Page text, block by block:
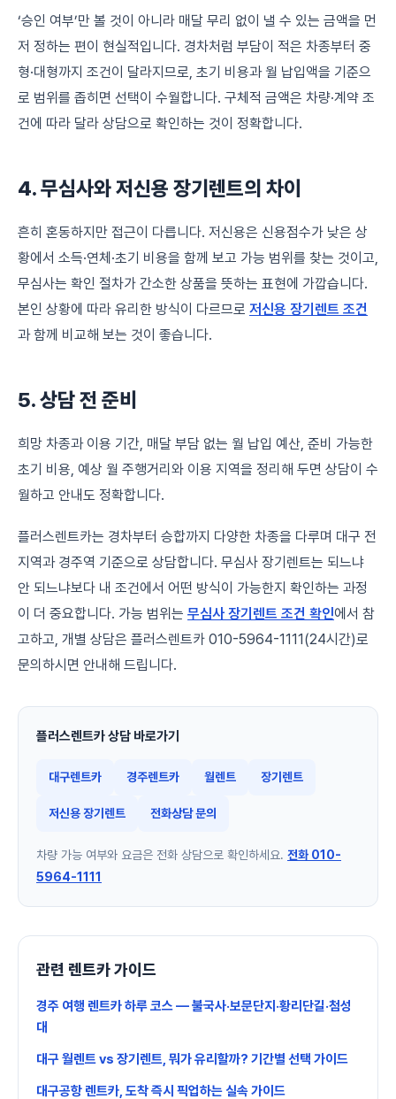
‘승인 여부’만 볼 것이 아니라 매달 무리 없이 낼 수 있는 금액을 먼
저 정하는 편이 현실적입니다. 경차처럼 부담이 적은 차종부터 중
형·대형까지 조건이 달라지므로, 초기 비용과 월 납입액을 기준으
로 범위를 좁히면 선택이 수월합니다. 구체적 금액은 차량·계약 조
건에 따라 달라 상담으로 확인하는 것이 정확합니다.
4. 무심사와 저신용 장기렌트의 차이
흔히 혼동하지만 접근이 다릅니다. 저신용은 신용점수가 낮은 상
황에서 소득·연체·초기 비용을 함께 보고 가능 범위를 찾는 것이고,
무심사는 확인 절차가 간소한 상품을 뜻하는 표현에 가깝습니다.
본인 상황에 따라 유리한 방식이 다르므로 저신용 장기렌트 조건
과 함께 비교해 보는 것이 좋습니다.
5. 상담 전 준비
희망 차종과 이용 기간, 매달 부담 없는 월 납입 예산, 준비 가능한
초기 비용, 예상 월 주행거리와 이용 지역을 정리해 두면 상담이 수
월하고 안내도 정확합니다.
플러스렌트카는 경차부터 승합까지 다양한 차종을 다루며 대구 전
지역과 경주역 기준으로 상담합니다. 무심사 장기렌트는 되느냐
안 되느냐보다 내 조건에서 어떤 방식이 가능한지 확인하는 과정
이 더 중요합니다. 가능 범위는 무심사 장기렌트 조건 확인에서 참
고하고, 개별 상담은 플러스렌트카 010-5964-1111(24시간)로
문의하시면 안내해 드립니다.
플러스렌트카 상담 바로가기
대구렌트카 경주렌트카 월렌트 장기렌트
저신용 장기렌트 전화상담 문의
차량 가능 여부와 요금은 전화 상담으로 확인하세요. 전화 010-
5964-1111
관련 렌트카 가이드
경주 여행 렌트카 하루 코스 — 불국사·보문단지·황리단길·첨성
대
대구 월렌트 vs 장기렌트, 뭐가 유리할까? 기간별 선택 가이드
대구공항 렌트카, 도착 즉시 픽업하는 실속 가이드